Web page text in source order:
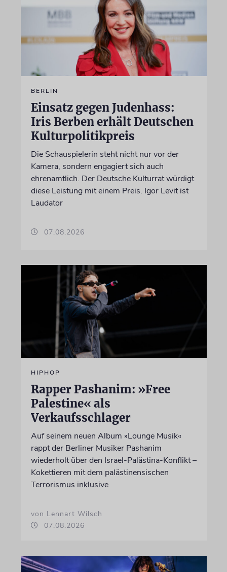
BERLIN
Einsatz gegen Judenhass:
Iris Berben erhält Deutschen
Kulturpolitikpreis
Die Schauspielerin steht nicht nur vor der
Kamera, sondern engagiert sich auch
ehrenamtlich. Der Deutsche Kulturrat würdigt
diese Leistung mit einem Preis. Igor Levit ist
Laudator
07.08.2026
HIPHOP
Rapper Pashanim: »Free
Palestine« als
Verkaufsschlager
Auf seinem neuen Album »Lounge Musik«
rappt der Berliner Musiker Pashanim
wiederholt über den Israel-Palästina-Konflikt –
Kokettieren mit dem palästinensischen
Terrorismus inklusive
von Lennart Wilsch
07.08.2026